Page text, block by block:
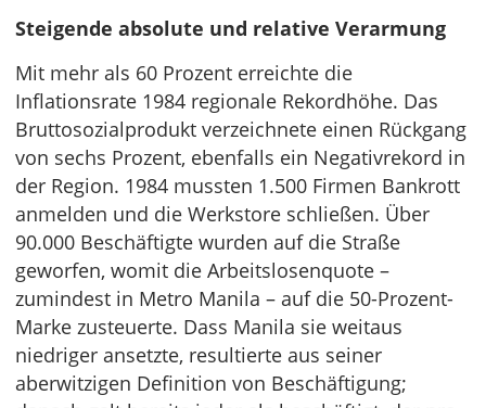
Steigende absolute und relative Verarmung
Mit mehr als 60 Prozent erreichte die
Inflationsrate 1984 regionale Rekordhöhe. Das
Bruttosozialprodukt verzeichnete einen Rückgang
von sechs Prozent, ebenfalls ein Negativrekord in
der Region. 1984 mussten 1.500 Firmen Bankrott
anmelden und die Werkstore schließen. Über
90.000 Beschäftigte wurden auf die Straße
geworfen, womit die Arbeitslosenquote –
zumindest in Metro Manila – auf die 50-Prozent-
Marke zusteuerte. Dass Manila sie weitaus
niedriger ansetzte, resultierte aus seiner
aberwitzigen Definition von Beschäftigung;